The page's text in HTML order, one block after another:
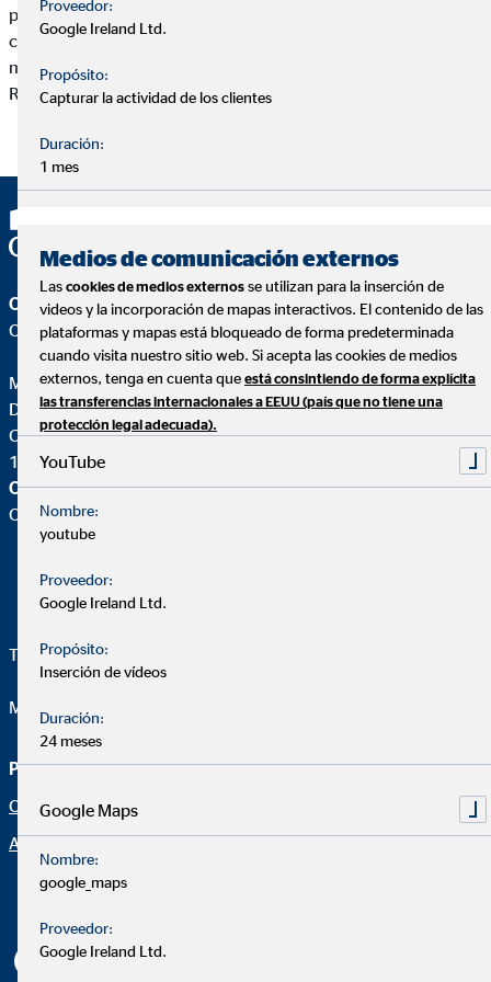
pública, comercialización, cesión o transformación o
cualquier otra actividad que se pueda realizarse con los
mismos, sin previo permiso por escrito de Manuel Jesús Santos
Ramírez.
OVB Allfinanz España S.A.
Oficina | Jerez de la Frontera (Cádiz)
Manuel Jesús Santos Ramírez
Director Regional para OVB
C. Doña Felipa, 7 1º B
11402 Jerez de la Frontera (Cádiz)
OVB Allfinanz España S.A.
Oficina |
Telefon:+34 687 501 930
Mail:
Página de asesoramiento
Oportunidad profesional
Aviso legal
Aviso legal
Declaración de accesibilidad
Proveedor:
Google Ireland Ltd.
Propósito:
Capturar la actividad de los clientes
Duración:
1 mes
Medios de comunicación externos
Las cookies de medios externos se utilizan para la inserción de
videos y la incorporación de mapas interactivos. El contenido de las
plataformas y mapas está bloqueado de forma predeterminada
cuando visita nuestro sitio web. Si acepta las cookies de medios
externos, tenga en cuenta que está consintiendo de forma explícita
las transferencias internacionales a EEUU (país que no tiene una
protección legal adecuada).
YouTube
Nombre:
youtube
Proveedor:
Google Ireland Ltd.
Propósito:
Inserción de vídeos
Duración:
24 meses
Google Maps
Nombre:
google_maps
Proveedor:
Google Ireland Ltd.